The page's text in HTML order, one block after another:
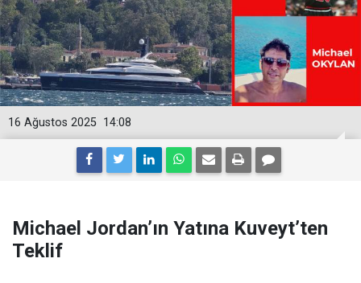
14:08
16 Ağustos 2025
Michael Jordan’ın Yatına Kuveyt’ten
Teklif